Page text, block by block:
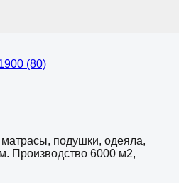
(80)
подушки, одеяла,
Производство 6000 м2,